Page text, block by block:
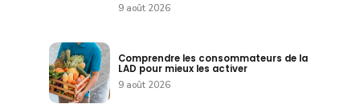
9 août 2026
Comprendre les consommateurs de la
LAD pour mieux les activer
9 août 2026